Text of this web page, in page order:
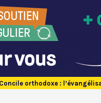
Concile orthodoxe :